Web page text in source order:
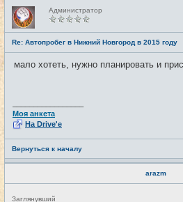
Н
е
в
с
е
т
и
Администратор
Re: Автопробег в Нижний Новгород в 2015 году
мало хотеть, нужно планировать и
Моя анкета
На Drive'e
Вернуться к началу
arazm
Н
Заглянувший